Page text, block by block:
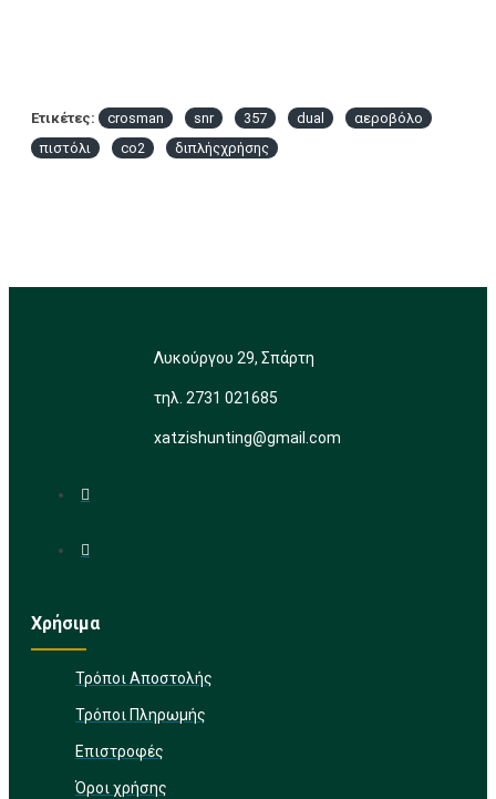
Ετικέτες: crosman snr 357 dual
αεροβόλο
πιστόλι
co2 διπλήςχρήσης
Λυκούργου 29, Σπάρτη
τηλ. 2731 021685
xatzishunting@gmail.com
Χρήσιμα
Τρόποι Αποστολής
Τρόποι Πληρωμής
Επιστροφές
Όροι χρήσης